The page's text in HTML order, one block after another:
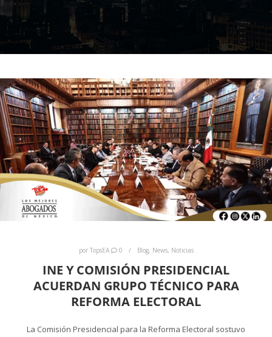
por TopsEA 0 Blog, News, Noticias
INE Y COMISIÓN PRESIDENCIAL
ACUERDAN GRUPO TÉCNICO PARA
REFORMA ELECTORAL
La Comisión Presidencial para la Reforma Electoral sostuvo